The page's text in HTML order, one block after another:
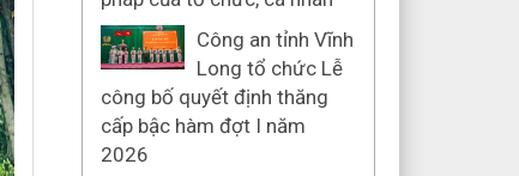
Công an tỉnh Vĩnh
Long tổ chức Lễ
công bố quyết định thăng
cấp bậc hàm đợt I năm
2026